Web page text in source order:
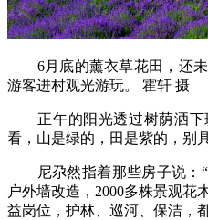
6月底的薰衣草花田，还未
游客进村观光游玩。 霍轩 摄
正午的阳光透过树荫洒下
看，山是绿的，田是紫的，别
尼尕然指着那些房子说：“
户外墙改造，2000多株景观花
益岗位，护林、巡河、保洁，